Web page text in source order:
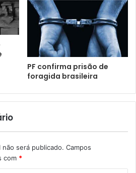
PF confirma prisão de
foragida brasileira
será publicado. Campos
com *